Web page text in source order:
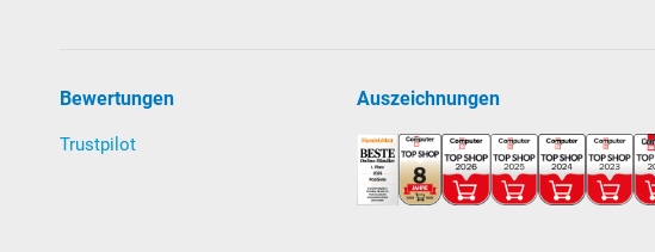
aufklappen zum Weiterlesen
Bewertungen
Trustpilot
Auszeichnungen